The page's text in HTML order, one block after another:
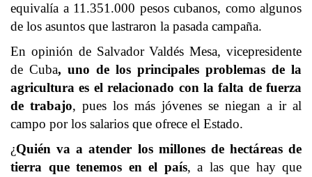
equivalía a 11.351.000 pesos cubanos, como algunos
de los asuntos que lastraron la pasada campaña.
En opinión de Salvador Valdés Mesa, vicepresidente
de Cuba, uno de los principales problemas de la
agricultura es el relacionado con la falta de fuerza
de trabajo, pues los más jóvenes se niegan a ir al
campo por los salarios que ofrece el Estado.
¿Quién va a atender los millones de hectáreas de
tierra que tenemos en el país, a las que hay que